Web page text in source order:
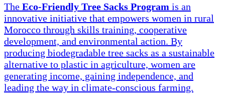
The Eco-Friendly Tree Sacks Program is an
innovative initiative that empowers women in rural
Morocco through skills training, cooperative
development, and environmental action. By
producing biodegradable tree sacks as a sustainable
alternative to plastic in agriculture, women are
generating income, gaining independence, and
leading the way in climate-conscious farming.